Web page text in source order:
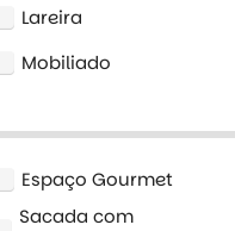
Lareira
Mobiliado
Espaço Gourmet
Sacada com